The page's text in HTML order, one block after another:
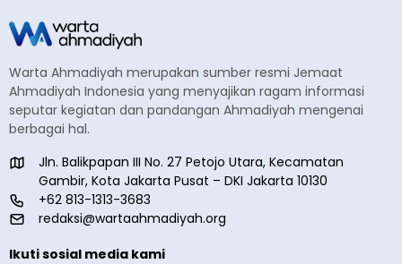
Warta Ahmadiyah merupakan sumber resmi Jemaat
Ahmadiyah Indonesia yang menyajikan ragam informasi
seputar kegiatan dan pandangan Ahmadiyah mengenai
berbagai hal.
Jln. Balikpapan III No. 27 Petojo Utara, Kecamatan
Gambir, Kota Jakarta Pusat – DKI Jakarta 10130
+62 813-1313-3683
redaksi@wartaahmadiyah.org
Ikuti sosial media kami